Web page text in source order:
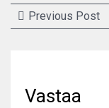
Artikkelien
Previous Post
Vastaa